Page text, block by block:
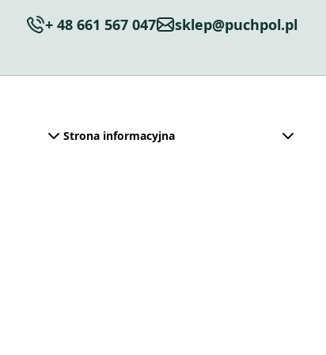
+ 48 661 567 047 sklep@puchpol.pl
Strona informacyjna